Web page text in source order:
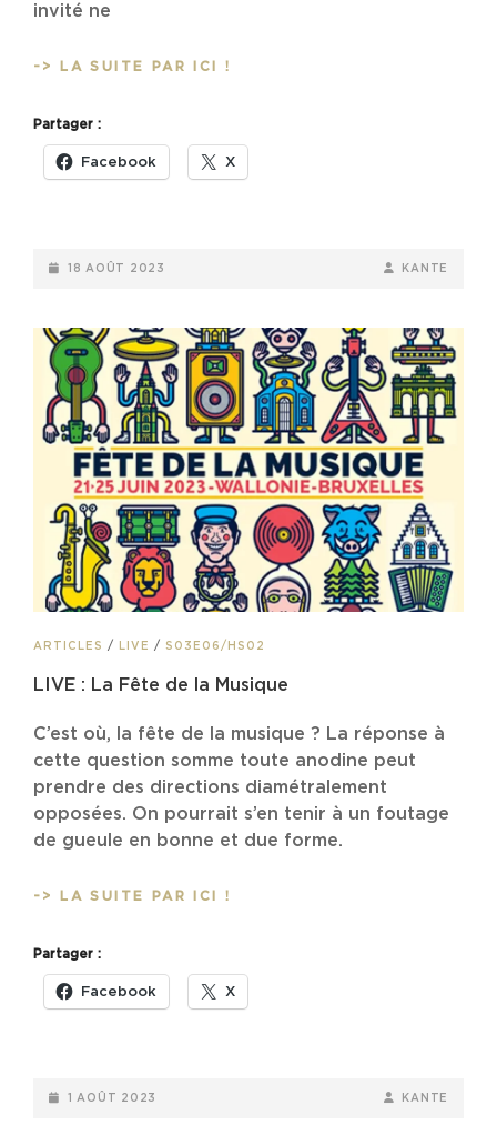
invité ne
-> LA SUITE PAR ICI !
Partager :
Facebook X
POSTED-
18 AOÛT 2023
BY
BYLINEKANTE
CAT
ARTICLES / LIVE / S03E06/HS02
LIVE : La Fête de la Musique
C’est où, la fête de la musique ? La réponse à
cette question somme toute anodine peut
prendre des directions diamétralement
opposées. On pourrait s’en tenir à un foutage
de gueule en bonne et due forme.
-> LA SUITE PAR ICI !
LA
MUSIQUE
Partager :
Facebook X
POSTED-
1 AOÛT 2023
BY
BYLINEKANTE